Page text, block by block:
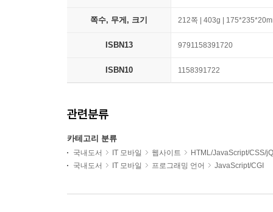
쪽수, 무게, 크기 212쪽 | 403g |
ISBN13 9791158391720
ISBN10 1158391722
관련분류
카테고리 분류
국내도서 IT 모바일 웹사이트
HTML/JavaScript/CSS/
국내도서
IT 모바일 프로그래밍 언어 JavaScript/CGI